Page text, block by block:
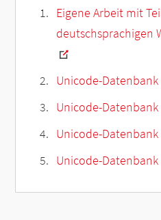
Eigene Arbeit mit
deutschsprachigen
Unicode-
Unicode-
Unicode-Datenbank
Unicode-Datenbank